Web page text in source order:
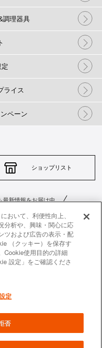
調理器具
ライス
ペーン
ショップリスト
最新情報をお届け中
サイトポリシー
おいて、利便性向上、
分析や、興味・関心に応
ツおよび広告の表示・配
（クッキー）を保存す
Cookie使用目的の詳細
設定」をご確認くださ
定
否